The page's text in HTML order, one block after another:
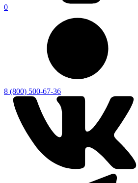
0
8 (800) 500-67-36